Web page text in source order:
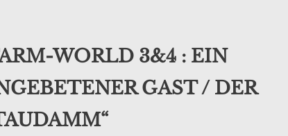
WORLD 3&4 : EIN
GAST / DER